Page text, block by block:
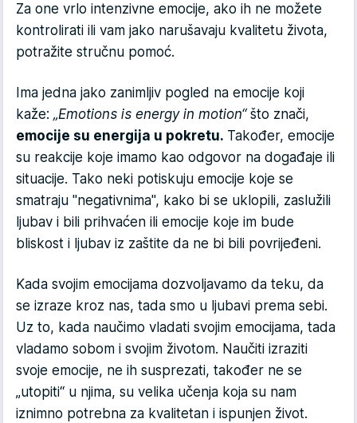
Za one vrlo intenzivne emocije, ako ih ne možete
kontrolirati ili vam jako narušavaju kvalitetu života,
potražite stručnu pomoć.
Ima jedna jako zanimljiv pogled na emocije koji
kaže: „Emotions is energy in motion“što znači,
emocije su energija u pokretu. Također, emocije
su reakcije koje imamo kao odgovor na događaje ili
situacije. Tako neki potiskuju emocije koje se
smatraju "negativnima", kako bi se uklopili, zaslužili
ljubav i bili prihvaćen ili emocije koje im bude
bliskost i ljubav iz zaštite da ne bi bili povrijeđeni.
Kada svojim emocijama dozvoljavamo da teku, da
se izraze kroz nas, tada smo u ljubavi prema sebi.
Uz to, kada naučimo vladati svojim emocijama, tada
vladamo sobom i svojim životom. Naučiti izraziti
svoje emocije, ne ih susprezati, također ne se
„utopiti“ u njima, su velika učenja koja su nam
iznimno potrebna za kvalitetan i ispunjen život.